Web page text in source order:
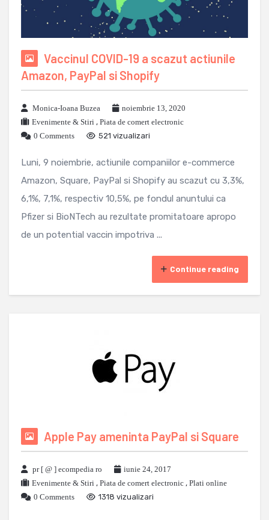
Vaccinul COVID-19 a scazut actiunile
Amazon, PayPal si Shopify
Monica-Ioana Buzea
noiembrie 13, 2020
Evenimente & Stiri , Piata de comert electronic
0 Comments
521 vizualizari
Luni, 9 noiembrie, actiunile companiilor e-commerce
Amazon, Square, PayPal si Shopify au scazut cu 3,3%,
6,1%, 7,1%, respectiv 10,5%, pe fondul anuntului ca
Pfizer si BioNTech au rezultate promitatoare apropo
de un potential vaccin impotriva ...
Continue reading
Apple Pay ameninta PayPal si Square
pr [ @ ] ecompedia ro
iunie 24, 2017
Evenimente & Stiri , Piata de comert electronic , Plati online
0 Comments
1318 vizualizari